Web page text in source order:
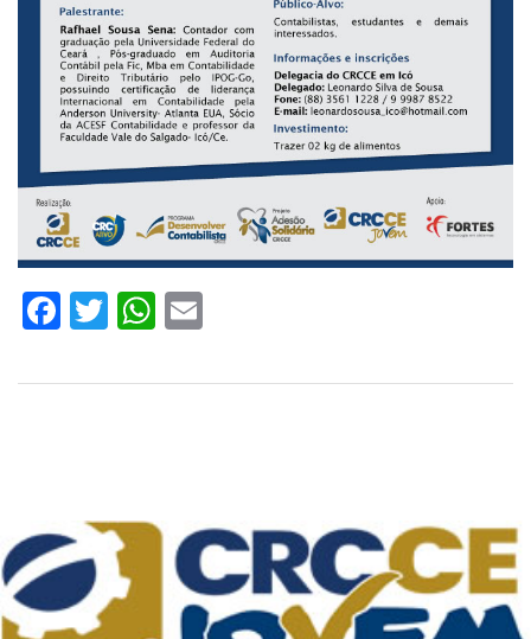
Facebook
TwitterWhatsApp